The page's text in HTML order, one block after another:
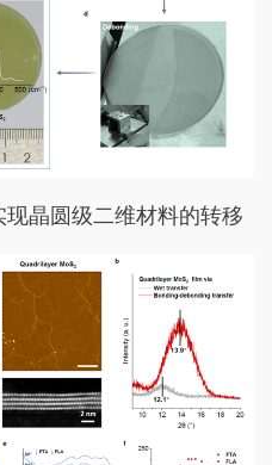
晶圆级二维材料的转移